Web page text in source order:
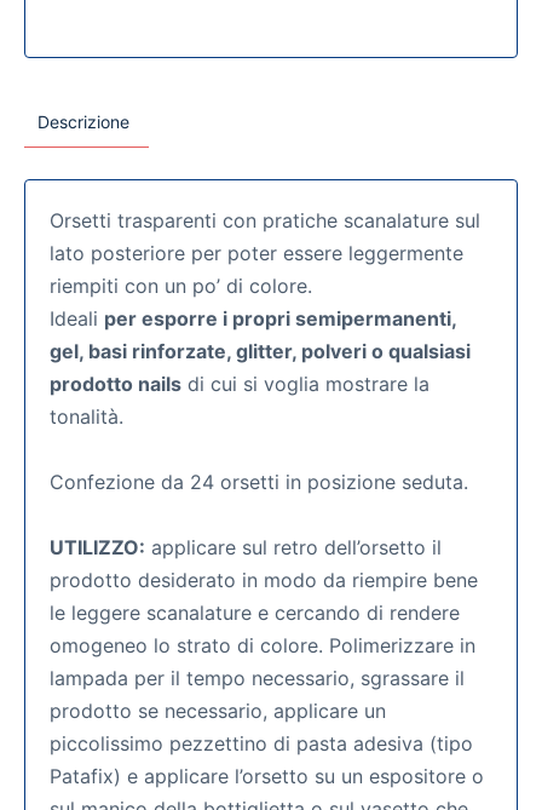
Descrizione
Orsetti trasparenti con pratiche scanalature sul
lato posteriore per poter essere leggermente
riempiti con un po’ di colore.
Ideali per esporre i propri semipermanenti,
gel, basi rinforzate, glitter, polveri o qualsiasi
prodotto nails di cui si voglia mostrare la
tonalità.
Confezione da 24 orsetti in posizione seduta.
UTILIZZO: applicare sul retro dell’orsetto il
prodotto desiderato in modo da riempire bene
le leggere scanalature e cercando di rendere
omogeneo lo strato di colore. Polimerizzare in
lampada per il tempo necessario, sgrassare il
prodotto se necessario, applicare un
piccolissimo pezzettino di pasta adesiva (tipo
Patafix) e applicare l’orsetto su un espositore o